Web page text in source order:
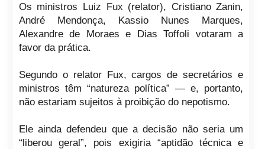
Os ministros Luiz Fux (relator), Cristiano Zanin,
André Mendonça, Kassio Nunes Marques,
Alexandre de Moraes e Dias Toffoli votaram a
favor da prática.
Segundo o relator Fux, cargos de secretários e
ministros têm “natureza política” — e, portanto,
não estariam sujeitos à proibição do nepotismo.
Ele ainda defendeu que a decisão não seria um
“liberou geral”, pois exigiria “aptidão técnica e